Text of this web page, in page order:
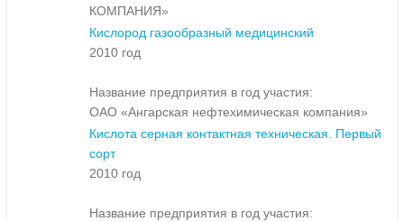
КОМПАНИЯ»
Кислород газообразный медицинский
2010 год
Название предприятия в год участия:
ОАО «Ангарская нефтехимическая компания»
Кислота серная контактная техническая. Первый
сорт
2010 год
Название предприятия в год участия: